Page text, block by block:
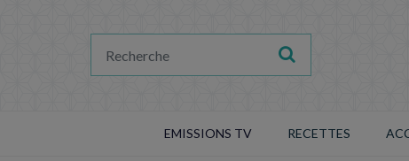
EMISSIONS TV RECETTES